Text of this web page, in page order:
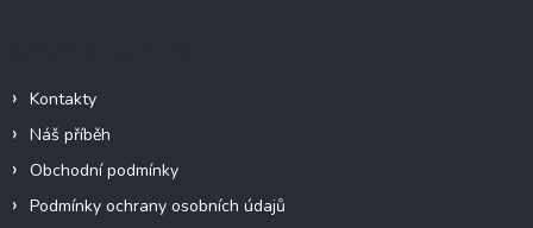
Kontakty
Náš příběh
Obchodní podmínky
Podmínky ochrany osobních údajů